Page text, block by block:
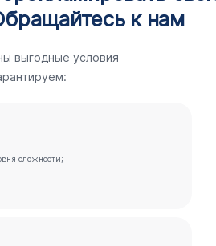
к нам
выгодные условия
сложности;